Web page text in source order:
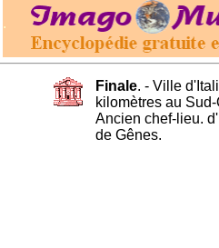
.
Finale. - Ville
kilomètres au
Ancien chef-lieu.
de Gênes.